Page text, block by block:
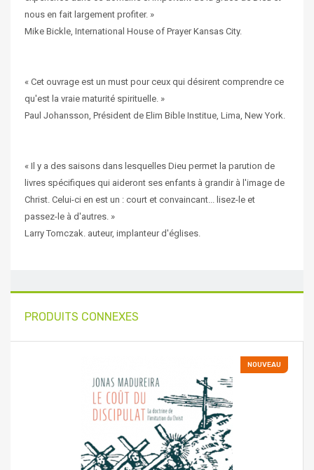
nous en fait largement profiter. »
Mike Bickle, International House of Prayer Kansas City.
« Cet ouvrage est un must pour ceux qui désirent comprendre ce
qu'est la vraie maturité spirituelle. »
Paul Johansson, Président de Elim Bible Institue, Lima, New York.
« Il y a des saisons dans lesquelles Dieu permet la parution de
livres spécifiques qui aideront ses enfants à grandir à l'image de
Christ. Celui-ci en est un : court et convaincant... lisez-le et
passez-le à d'autres. »
Larry Tomczak. auteur, implanteur d'églises.
PRODUITS CONNEXES
NOUVEAU